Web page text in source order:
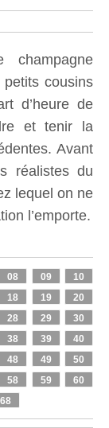
cousins
d’heure de
et tenir la
Avant
réalistes du
lequel on ne
l’emporte.
08 09
10
18 19
20
28 29
30
38 39
40
48 49
50
58 59
60
68